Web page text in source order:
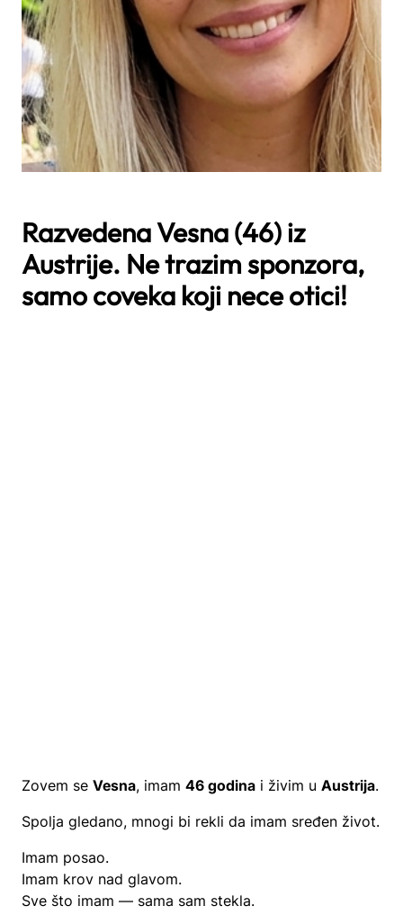
Razvedena Vesna (46) iz
Austrije. Ne trazim sponzora,
samo coveka koji nece otici!
Zovem se Vesna, imam 46 godina i živim u Austrija.
Spolja gledano, mnogi bi rekli da imam sređen život.
Imam posao.
Imam krov nad glavom.
Sve što imam — sama sam stekla.